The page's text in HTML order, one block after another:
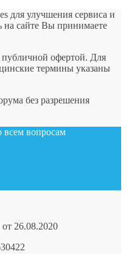
для улучшения сервиса и
на сайте Вы принимаете
публичной офертой. Для
термины указаны
без разрешения
всем вопросам
26.08.2020